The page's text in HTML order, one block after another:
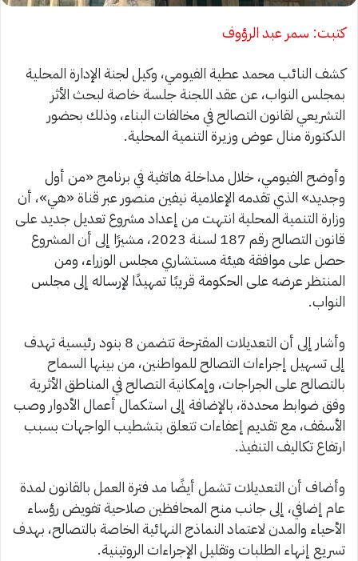
كتبت: سمر عبد الرؤوف
كشف النائب محمد عطية الفيومي، وكيل لجنة الإدارة المحلية
بمجلس النواب، عن عقد اللجنة جلسة خاصة لبحث الأثر
التشريعي لقانون التصالح في مخالفات البناء، وذلك بحضور
الدكتورة منال عوض وزيرة التنمية المحلية.
وأوضح الفيومي، خلال مداخلة هاتفية في برنامج «من أول
وجديد» الذي تقدمه الإعلامية نيفين منصور عبر قناة «هي»، أن
وزارة التنمية المحلية انتهت من إعداد مشروع تعديل جديد على
قانون التصالح رقم 187 لسنة 2023، مشيرًا إلى أن المشروع
حصل على موافقة هيئة مستشاري مجلس الوزراء، ومن
المنتظر عرضه على الحكومة قريبًا تمهيدًا لإرساله إلى مجلس
النواب.
وأشار إلى أن التعديلات المقترحة تتضمن 8 بنود رئيسية تهدف
إلى تسهيل إجراءات التصالح للمواطنين، من بينها السماح
بالتصالح على الجراجات، وإمكانية التصالح في المناطق الأثرية
وفق ضوابط محددة، بالإضافة إلى استكمال أعمال الأدوار وصب
الأسقف، مع تقديم إعفاءات تتعلق بتشطيب الواجهات بسبب
ارتفاع تكاليف التنفيذ.
وأضاف أن التعديلات تشمل أيضًا مد فترة العمل بالقانون لمدة
عام إضافي، إلى جانب منح المحافظين صلاحية تفويض رؤساء
الأحياء والمدن لاعتماد النماذج النهائية الخاصة بالتصالح، بهدف
تسريع إنهاء الطلبات وتقليل الإجراءات الروتينية.